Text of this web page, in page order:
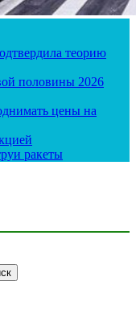
теорию
половины 2026
цены на
ракеты